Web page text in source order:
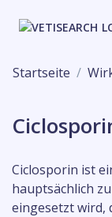
Startseite
Ciclosporin ist
hauptsächlich
eingesetzt wird,